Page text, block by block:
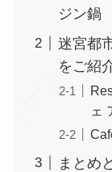
ジン鍋
迷宮都
をご紹
ェ
まとめ